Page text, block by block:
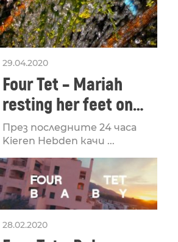
29.04.2020
Four Tet – Mariah
resting her feet on
her turntable
През последните 24 часа
Kieren Hebden качи ...
28.02.2020